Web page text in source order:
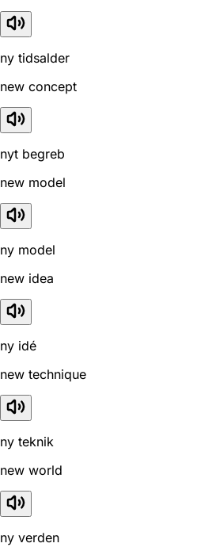
ny tidsalder
new concept
nyt begreb
new model
ny model
new idea
ny idé
new technique
ny teknik
new world
ny verden